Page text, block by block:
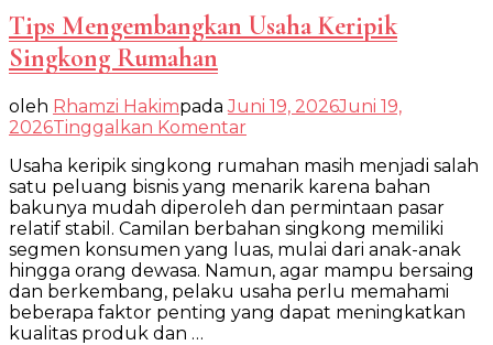
Tips Mengembangkan Usaha Keripik
Singkong Rumahan
oleh Rhamzi HakimpadaJuni 19, 2026Juni 19,
2026Tinggalkan Komentar
Mengembangkan
Usaha
Keripik
Singkong
Rumahan
Usaha keripik singkong rumahan masih menjadi salah
satu peluang bisnis yang menarik karena bahan
bakunya mudah diperoleh dan permintaan pasar
relatif stabil. Camilan berbahan singkong memiliki
segmen konsumen yang luas, mulai dari anak-anak
hingga orang dewasa. Namun, agar mampu bersaing
dan berkembang, pelaku usaha perlu memahami
beberapa faktor penting yang dapat meningkatkan
kualitas produk dan …